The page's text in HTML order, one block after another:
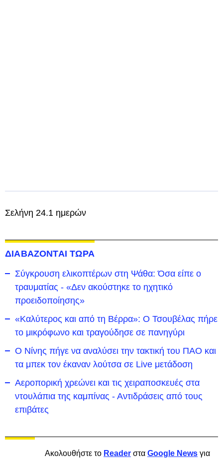
Σελήνη 24.1 ημερών
ΔΙΑΒΑΖΟΝΤΑΙ ΤΩΡΑ
Σύγκρουση ελικοπτέρων στη Ψάθα: Όσα είπε ο
τραυματίας - «Δεν ακούστηκε το ηχητικό
προειδοποίησης»
«Καλύτερος και από τη Βέρρα»: Ο Τσουβέλας πήρε
το μικρόφωνο και τραγούδησε σε πανηγύρι
Ο Νίνης πήγε να αναλύσει την τακτική του ΠΑΟ και
τα μπεκ τον έκαναν λούτσα σε Live μετάδοση
Αεροπορική χρεώνει και τις χειραποσκευές στα
ντουλάπια της καμπίνας - Αντιδράσεις από τους
επιβάτες
Ακολουθήστε το Reader στα Google News για